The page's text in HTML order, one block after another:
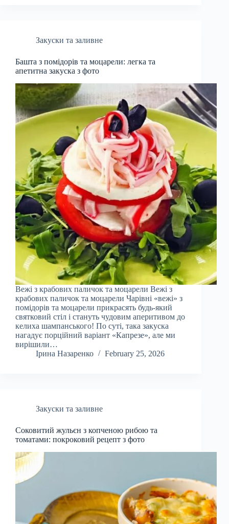
Закуски та заливне
Башта з помідорів та моцарели: легка та
апетитна закуска з фото
Вежі з крабових паличок та моцарели Вежі з
крабових паличок та моцарели Чарівні «вежі» з
помідорів та моцарели прикрасять будь-який
святковий стіл і стануть чудовим аперитивом до
келиха шампанського! По суті, така закуска
нагадує порційний варіант «Капрезе», але ми
вирішили…
Ірина Назаренко
February 25, 2026
Закуски та заливне
Соковитий жульєн з копченою рибою та
томатами: покроковий рецепт з фото